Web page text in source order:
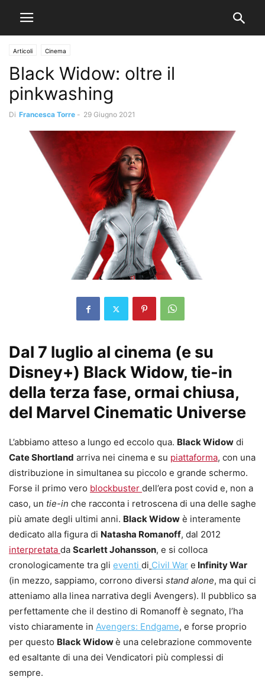
Articoli Cinema
Black Widow: oltre il
pinkwashing
Di Francesca Torre - 29 Giugno 2021
Dal 7 luglio al cinema (e su
Disney+) Black Widow, tie-in
della terza fase, ormai chiusa,
del Marvel Cinematic Universe
L’abbiamo atteso a lungo ed eccolo qua. Black Widow di
Cate Shortland arriva nei cinema e su piattaforma, con una
distribuzione in simultanea su piccolo e grande schermo.
Forse il primo vero blockbuster dell’era post covid e, non a
caso, un tie-in che racconta i retroscena di una delle saghe
più amate degli ultimi anni. Black Widow è interamente
dedicato alla figura di Natasha Romanoff, dal 2012
interpretata da Scarlett Johansson, e si colloca
cronologicamente tra gli eventi di Civil War e Infinity War
(in mezzo, sappiamo, corrono diversi stand alone, ma qui ci
atteniamo alla linea narrativa degli Avengers). Il pubblico sa
perfettamente che il destino di Romanoff è segnato, l’ha
visto chiaramente in Avengers: Endgame, e forse proprio
per questo Black Widowè una celebrazione commovente
ed esaltante di una dei Vendicatori più complessi di
sempre.